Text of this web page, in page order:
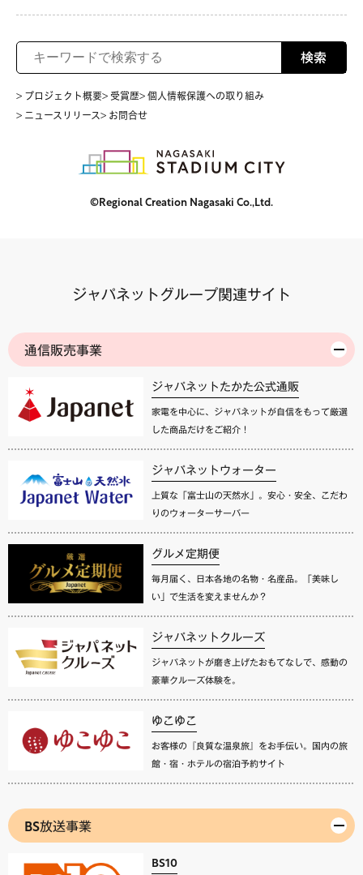
検索
> プロジェクト概要> 受賞歴> 個人情報保護への取り組み
> ニュースリリース> お問合せ
©Regional Creation Nagasaki Co.,Ltd.
ジャパネットグループ関連サイト
通信販売事業
ジャパネットたかた公式通販
家電を中心に、ジャパネットが自信をもって厳選
した商品だけをご紹介！
ジャパネットウォーター
上質な「富士山の天然水」。安心・安全、こだわ
りのウォーターサーバー
グルメ定期便
毎月届く、日本各地の名物・名産品。「美味し
い」で生活を変えませんか？
ジャパネットクルーズ
ジャパネットが磨き上げたおもてなしで、感動の
豪華クルーズ体験を。
ゆこゆこ
お客様の『良質な温泉旅』をお手伝い。国内の旅
館・宿・ホテルの宿泊予約サイト
BS放送事業
BS10